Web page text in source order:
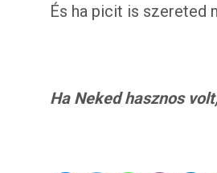
És ha picit is szereted
Ha Neked hasznos